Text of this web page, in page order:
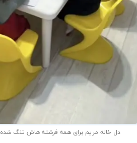
دل خاله مریم برای همه فرشته هاش تنگ شده